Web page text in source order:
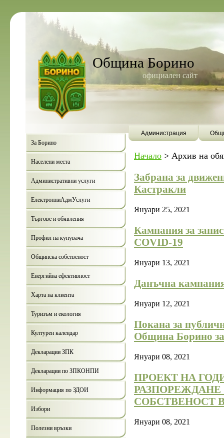
Община Борино
официален сайт
Администрация
За Борино
Населени места
Административни услуги
ЕлектронниАдмУслуги
Търгове и обявления
Профил на купувача
Общинска собственост
Енергийна ефективност
Харта на клиента
Туризъм и екология
Културен календар
Декларации ЗПК
Декларации по ЗПКОНПИ
Информация по ЗДОИ
Избори
Полезни връзки
Начало > Архив на
Забрана за
Кастракли
Януари 25, 2021
Кампания за
COVID-19
Януари 13, 2021
Данъчна
Януари 12, 2021
Покана за
Община Борино за
Януари 08, 2021
ПРОЕКТ НА
СОБСТВЕНОСТ
Януари 08, 2021